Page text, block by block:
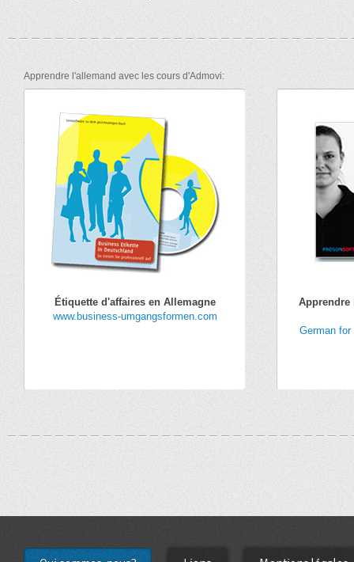
Apprendre l'allemand avec les cours d'Admovi:
Étiquette d'affaires en Allemagne
www.business-umgangsformen.com
Apprendre
German